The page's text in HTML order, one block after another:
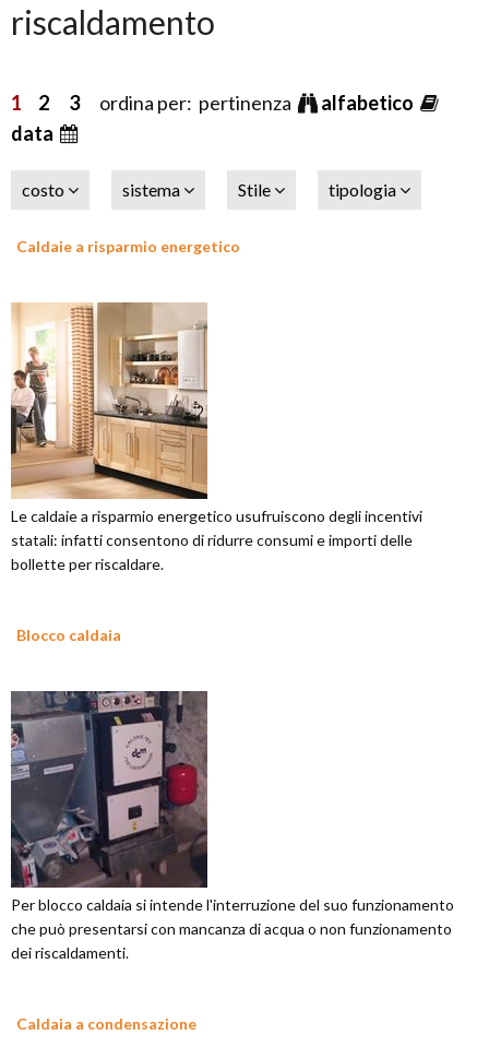
riscaldamento
1 2 3ordina per: pertinenza
alfabetico
data
costo sistema Stile tipologia
Caldaie a risparmio energetico
Le caldaie a risparmio energetico usufruiscono degli incentivi
statali: infatti consentono di ridurre consumi e importi delle
bollette per riscaldare.
Blocco caldaia
Per blocco caldaia si intende l'interruzione del suo funzionamento
che può presentarsi con mancanza di acqua o non funzionamento
dei riscaldamenti.
Caldaia a condensazione